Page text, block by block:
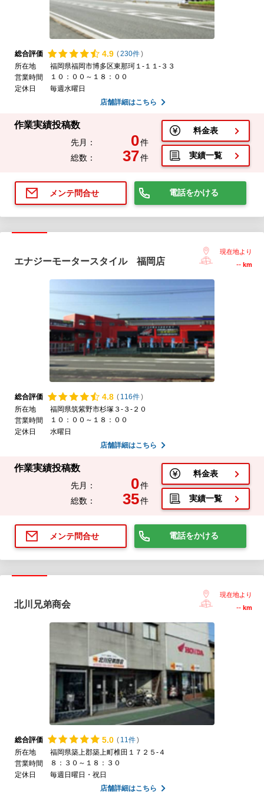
総合評価 4.9 (230件)
所在地
福岡県福岡市博多区東那珂１-１１-３３
営業時間
１０：００～１８：００
定休日
毎週水曜日
店舗詳細はこちら
作業実績投稿数
先月： 0件
総数：
37件
料金表
実績一覧
メンテ問合せ 電話をかける
エナジーモータースタイル 福岡店
現在地より
-- km
総合評価 4.8 ( 116件)
所在地
福岡県筑紫野市杉塚３-３-２０
営業時間
１０：００～１８：００
定休日
水曜日
店舗詳細はこちら
作業実績投稿数
先月： 0件
総数：
35件
料金表
実績一覧
メンテ問合せ 電話をかける
北川兄弟商会
現在地より
-- km
総合評価 5.0 ( 11件)
所在地
福岡県築上郡築上町椎田１７２５-４
営業時間
８：３０～１８：３０
定休日
毎週日曜日・祝日
店舗詳細はこちら